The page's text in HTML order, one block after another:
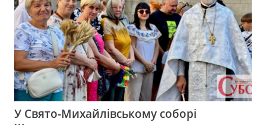
У Свято-Михайлівському соборі